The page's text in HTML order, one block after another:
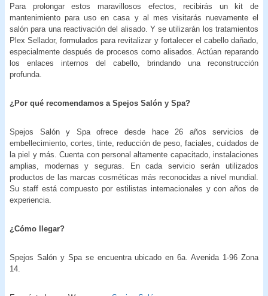
Para prolongar estos maravillosos efectos, recibirás un kit de
mantenimiento para uso en casa y al mes visitarás nuevamente el
salón para una reactivación del alisado. Y se utilizarán los tratamientos
Plex Sellador, formulados para revitalizar y fortalecer el cabello dañado,
especialmente después de procesos como alisados. Actúan reparando
los enlaces internos del cabello, brindando una reconstrucción
profunda.
¿Por qué recomendamos a Spejos Salón y Spa?
Spejos Salón y Spa ofrece desde hace 26 años servicios de
embellecimiento, cortes, tinte, reducción de peso, faciales, cuidados de
la piel y más. Cuenta con personal altamente capacitado, instalaciones
amplias, modernas y seguras. En cada servicio serán utilizados
productos de las marcas cosméticas más reconocidas a nivel mundial.
Su staff está compuesto por estilistas internacionales y con años de
experiencia.
¿Cómo llegar?
Spejos Salón y Spa se encuentra ubicado en 6a. Avenida 1-96 Zona
14.